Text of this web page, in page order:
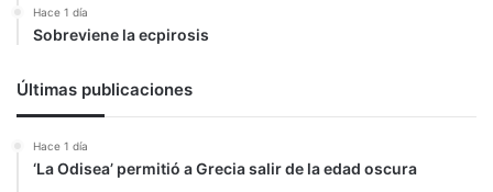
Hace 1 día
Sobreviene la ecpirosis
Últimas publicaciones
Hace 1 día
‘La Odisea’ permitió a Grecia salir de la edad oscura